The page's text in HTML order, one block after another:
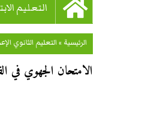
التعليم
الرئيسية »التعليم الثانوي
الامتحان الجهوي في